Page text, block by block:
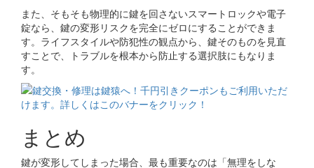
また、そもそも物理的に鍵を回さないスマートロックや電子
錠なら、鍵の変形リスクを完全にゼロにすることができま
す。ライフスタイルや防犯性の観点から、鍵そのものを見直
すことで、トラブルを根本から防止する選択肢にもなりま
す。
まとめ
鍵が変形してしまった場合、最も重要なのは「無理をしな